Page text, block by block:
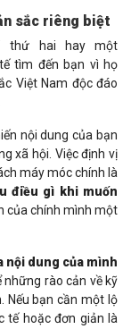
sắc riêng biệt
thứ hai hay một
tìm đến bạn vì họ
Việt Nam độc đáo
nội dung của bạn
xã hội. Việc định vị
máy móc chính là
điều gì khi muốn
của chính mình một
nội dung của mình
rào cản về kỹ
Nếu bạn cần một lộ
tế hoặc đơn giản là